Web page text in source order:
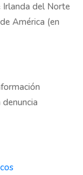
Irlanda del Norte
América (en